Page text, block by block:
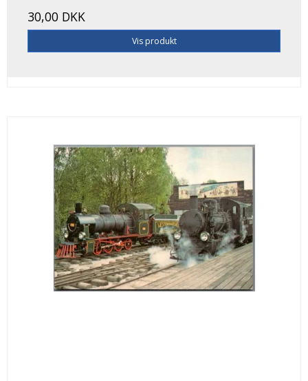
30,00 DKK
Vis produkt